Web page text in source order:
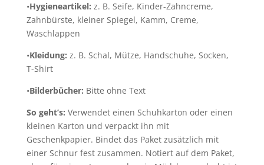
•Hygieneartikel: z. B. Seife, Kinder-Zahncreme,
Zahnbürste, kleiner Spiegel, Kamm, Creme,
Waschlappen
•Kleidung: z. B. Schal, Mütze, Handschuhe, Socken,
T-Shirt
•Bilderbücher: Bitte ohne Text
So geht’s: Verwendet einen Schuhkarton oder einen
kleinen Karton und verpackt ihn mit
Geschenkpapier. Bindet das Paket zusätzlich mit
einer Schnur fest zusammen. Notiert auf dem Paket,